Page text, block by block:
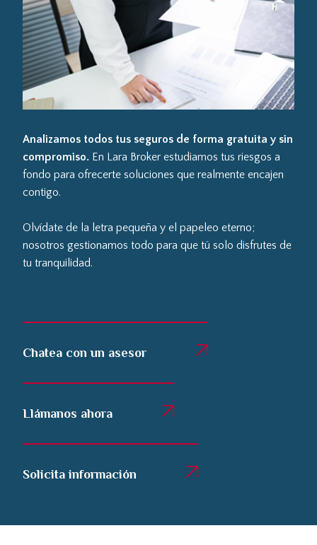
Analizamos todos tus seguros de forma gratuita y sin
compromiso.En Lara Broker estudiamos tus riesgos a
fondo para ofrecerte soluciones que realmente encajen
contigo.
Olvídate de la letra pequeña y el papeleo eterno;
nosotros gestionamos todo para que tú solo disfrutes de
tu tranquilidad.
Chatea con un asesor
Llámanos ahora
Solicita información